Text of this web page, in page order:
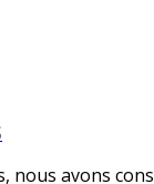
nous avons